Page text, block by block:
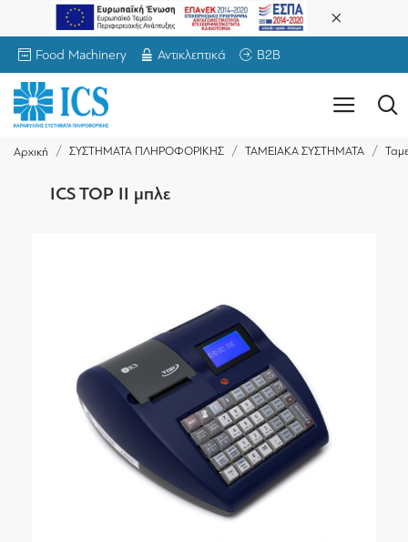
Food Machinery Αντικλεπτικά B2B
Αρχική ΣΥΣΤΗΜΑΤΑ ΠΛΗΡΟΦΟΡΙΚΗΣ ΤΑΜΕΙΑΚΑ ΣΥΣΤΗΜΑΤΑ
ICS TOP II μπλε